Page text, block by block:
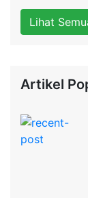
Lihat
Artikel